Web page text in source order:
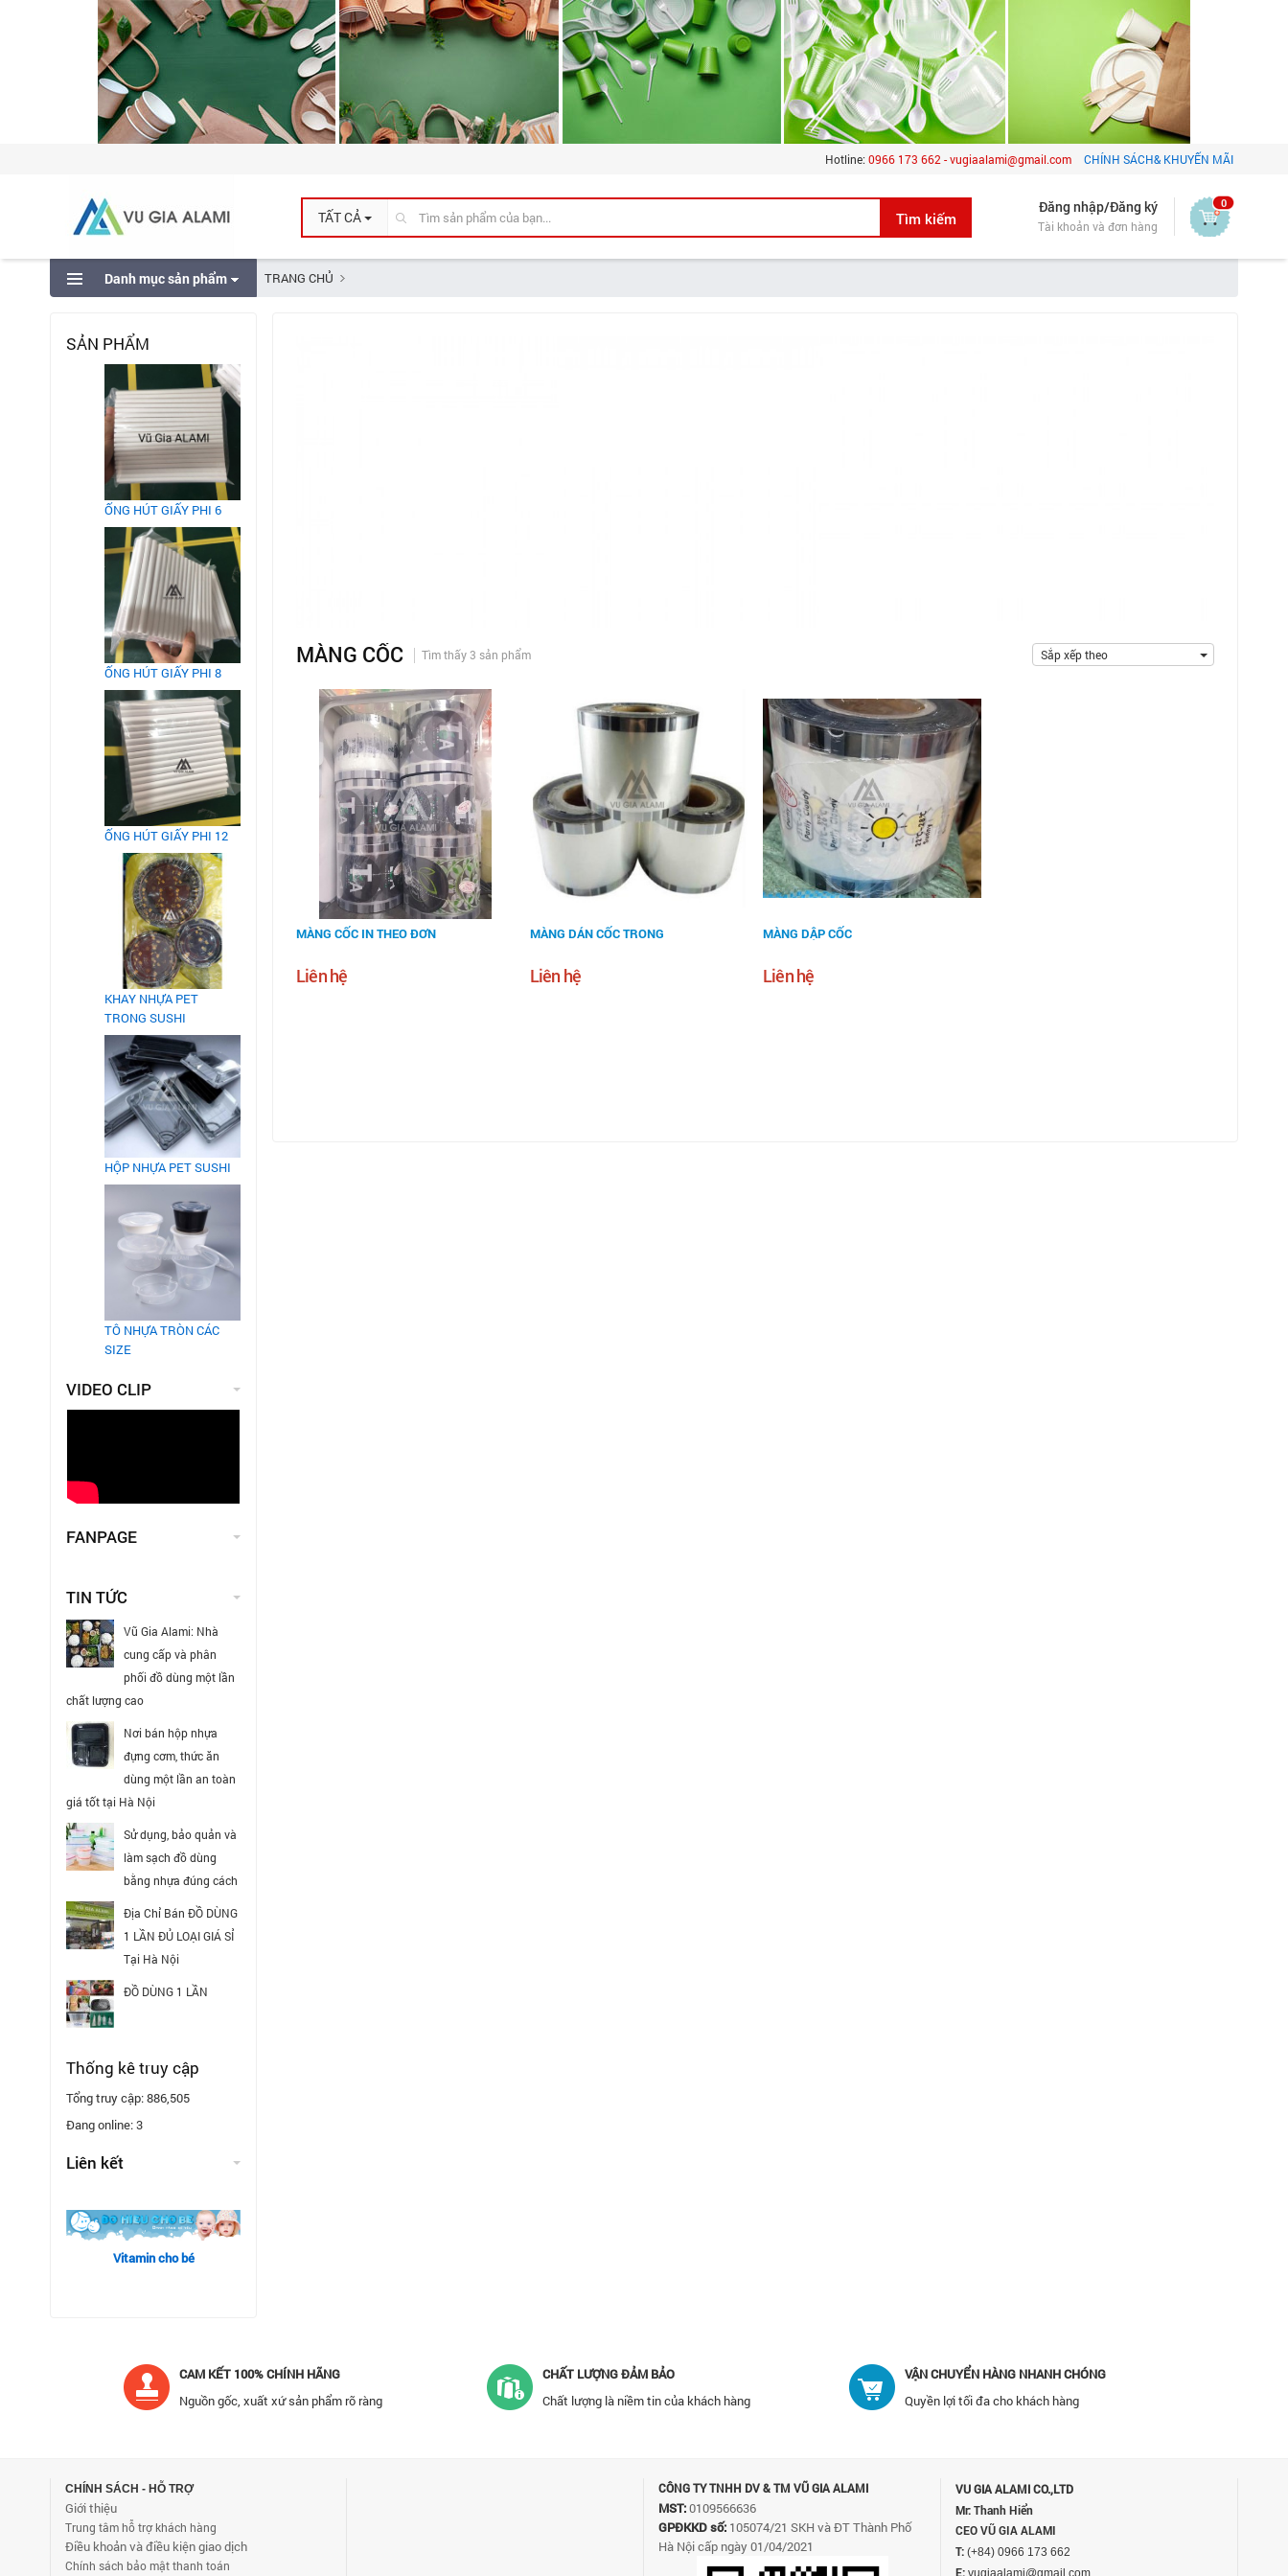
Hotline: 0966 173 662 - vugiaalami@gmail.com CHÍNH SÁCH& KHUYẾN MÃI
TẤT CẢ
Đăng nhập/Đăng ký
Tài khoản và đơn hàng
0
Danh mục sản phẩm TRANG CHỦ
MÀNG CỐC Tìm thấy 3 sản phẩm Sắp xếp theo
MÀNG CỐC IN THEO ĐƠN
Liên hệ
MÀNG DÁN CỐC TRONG
Liên hệ
MÀNG DẬP CỐC
Liên hệ
SẢN PHẨM
ỐNG HÚT GIẤY PHI 6
ỐNG HÚT GIẤY PHI 8
ỐNG HÚT GIẤY PHI 12
KHAY NHỰA PET
TRONG SUSHI
HỘP NHỰA PET SUSHI
TÔ NHỰA TRÒN CÁC
SIZE
VIDEO CLIP
FANPAGE
TIN TỨC
Vũ Gia Alami: Nhà
cung cấp và phân
phối đồ dùng một lần
chất lượng cao
Nơi bán hộp nhựa
đựng cơm, thức ăn
dùng một lần an toàn
giá tốt tại Hà Nội
Sử dụng, bảo quản và
làm sạch đồ dùng
bằng nhựa đúng cách
Địa Chỉ Bán ĐỒ DÙNG
1 LẦN ĐỦ LOẠI GIÁ SỈ
Tại Hà Nội
ĐỒ DÙNG 1 LẦN
Thống kê truy cập
Tổng truy cập:886,505
Đang online:3
Liên kết
Vitamin cho bé
CAM KẾT 100% CHÍNH HÃNG
Nguồn gốc, xuất xứ sản phẩm rõ ràng
CHẤT LƯỢNG ĐẢM BẢO
Chất lượng là niềm tin của khách hàng
VẬN CHUYỂN HÀNG NHANH CHÓNG
Quyền lợi tối đa cho khách hàng
CHÍNH SÁCH - HỖ TRỢ
Giới thiệu
Trung tâm hỗ trợ khách hàng
Điều khoản và điều kiện giao dịch
Chính sách bảo mật thanh toán
CÔNG TY TNHH DV & TM VŨ GIA ALAMI
MST:0109566636
GPĐKKD số: 105074/21 SKH và ĐT Thành Phố
Hà Nội cấp ngày 01/04/2021
VU GIA ALAMI CO.,LTD
Mr: Thanh Hiển
CEO VŨ GIA ALAMI
T: (+84) 0966 173 662
E: vugiaalami@gmail.com